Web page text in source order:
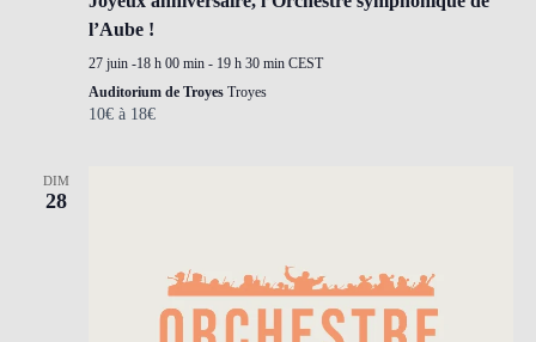
l’Aube !
27 juin -18 h 00 min- 19 h 30 min CEST
Auditorium de Troyes Troyes
10€ à 18€
DIM
28